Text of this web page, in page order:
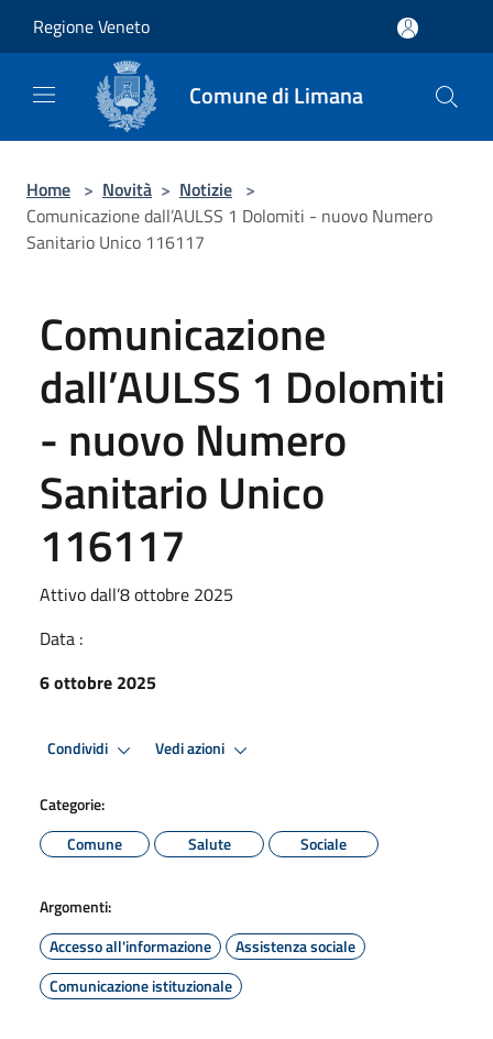
Regione Veneto
Comune di Limana
Home > Novità > Notizie >
Comunicazione dall’AULSS 1 Dolomiti - nuovo Numero
Sanitario Unico 116117
Comunicazione
dall’AULSS 1 Dolomiti
- nuovo Numero
Sanitario Unico
116117
Attivo dall’8 ottobre 2025
Data :
6 ottobre 2025
Condividi Vedi azioni
Categorie:
Comune
Salute Sociale
Argomenti:
Accesso all'informazione
Assistenza sociale
Comunicazione istituzionale